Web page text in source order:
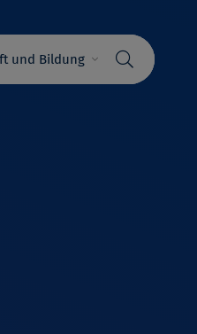
und Bildung